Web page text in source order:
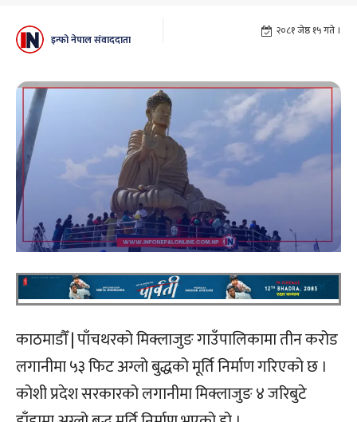
इन्फो नेपाल संवाददाता
२०८१ जेष्ठ १५ गते ।
काठमाडौँ | पाँचथरको मिक्लाजुङ गाउँपालिकामा तीन करोड
लगानीमा ५३ फिट अग्लो बुद्धको मूर्ति निर्माण गरिएको छ ।
कोशी प्रदेश सरकारको लगानीमा मिक्लाजुङ ४ जरिबुटे